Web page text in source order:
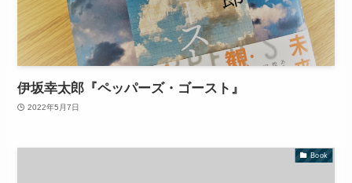
伊坂幸太郎『ペッパーズ・ゴースト』
2022年5月7日
Book